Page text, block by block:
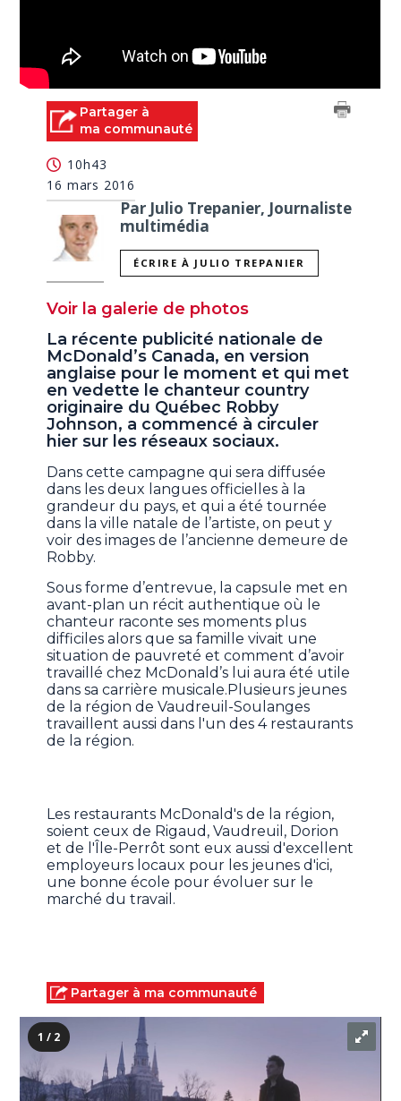
Partager à
ma communauté
10h43
16 mars 2016
Par Julio Trepanier, Journaliste
multimédia
ÉCRIRE À JULIO TREPANIER
Voir la galerie de photos
La récente publicité nationale de
McDonald’s Canada, en version
anglaise pour le moment et qui met
en vedette le chanteur country
originaire du Québec Robby
Johnson, a commencé à circuler
hier sur les réseaux sociaux.
Dans cette campagne qui sera diffusée
dans les deux langues officielles à la
grandeur du pays, et qui a été tournée
dans la ville natale de l’artiste, on peut y
voir des images de l’ancienne demeure de
Robby.
Sous forme d’entrevue, la capsule met en
avant-plan un récit authentique où le
chanteur raconte ses moments plus
difficiles alors que sa famille vivait une
situation de pauvreté et comment d’avoir
travaillé chez McDonald’s lui aura été utile
dans sa carrière musicale.Plusieurs jeunes
de la région de Vaudreuil-Soulanges
travaillent aussi dans l'un des 4 restaurants
de la région.
Les restaurants McDonald's de la région,
soient ceux de Rigaud, Vaudreuil, Dorion
et de l'Île-Perrôt sont eux aussi d'excellent
employeurs locaux pour les jeunes d'ici,
une bonne école pour évoluer sur le
marché du travail.
Partager à ma communauté
1 / 2